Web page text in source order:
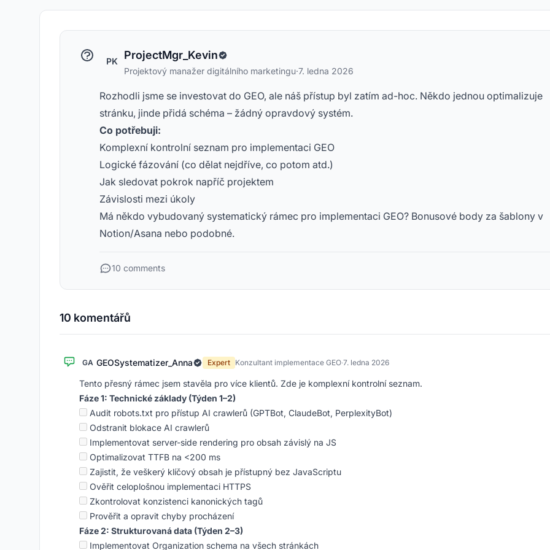
PK ProjectMgr_Kevin
Projektový manažer digitálního marketingu·7. ledna 2026
Rozhodli jsme se investovat do GEO, ale náš přístup byl zatím ad-hoc. Někdo jednou optimalizuje
stránku, jinde přidá schéma – žádný opravdový systém.
Co potřebuji:
Komplexní kontrolní seznam pro implementaci GEO
Logické fázování (co dělat nejdříve, co potom atd.)
Jak sledovat pokrok napříč projektem
Závislosti mezi úkoly
Má někdo vybudovaný systematický rámec pro implementaci GEO? Bonusové body za šablony v
Notion/Asana nebo podobné.
10 comments
10 komentářů
GA GEOSystematizer_Anna Expert Konzultant implementace GEO·7. ledna 2026
Tento přesný rámec jsem stavěla pro více klientů. Zde je komplexní kontrolní seznam.
Fáze 1: Technické základy (Týden 1–2)
Audit robots.txt pro přístup AI crawlerů (GPTBot, ClaudeBot, PerplexityBot)
Odstranit blokace AI crawlerů
Implementovat server-side rendering pro obsah závislý na JS
Optimalizovat TTFB na <200 ms
Zajistit, že veškerý klíčový obsah je přístupný bez JavaScriptu
Ověřit celoplošnou implementaci HTTPS
Zkontrolovat konzistenci kanonických tagů
Prověřit a opravit chyby procházení
Fáze 2: Strukturovaná data (Týden 2–3)
Implementovat Organization schema na všech stránkách